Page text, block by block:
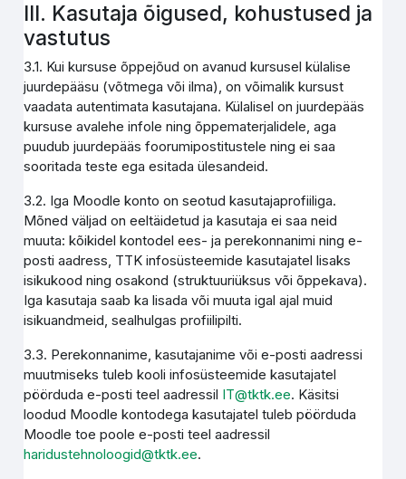
III. Kasutaja õigused, kohustused ja
vastutus
3.1. Kui kursuse õppejõud on avanud kursusel külalise
juurdepääsu (võtmega või ilma), on võimalik kursust
vaadata autentimata kasutajana. Külalisel on juurdepääs
kursuse avalehe infole ning õppematerjalidele, aga
puudub juurdepääs foorumipostitustele ning ei saa
sooritada teste ega esitada ülesandeid.
3.2. Iga Moodle konto on seotud kasutajaprofiiliga.
Mõned väljad on eeltäidetud ja kasutaja ei saa neid
muuta: kõikidel kontodel ees- ja perekonnanimi ning e-
posti aadress, TTK infosüsteemide kasutajatel lisaks
isikukood ning osakond (struktuuriüksus või õppekava).
Iga kasutaja saab ka lisada või muuta igal ajal muid
isikuandmeid, sealhulgas profiilipilti.
3.3. Perekonnanime, kasutajanime või e-posti aadressi
muutmiseks tuleb kooli infosüsteemide kasutajatel
pöörduda e-posti teel aadressil IT@tktk.ee. Käsitsi
loodud Moodle kontodega kasutajatel tuleb pöörduda
Moodle toe poole e-posti teel aadressil
haridustehnoloogid@tktk.ee.